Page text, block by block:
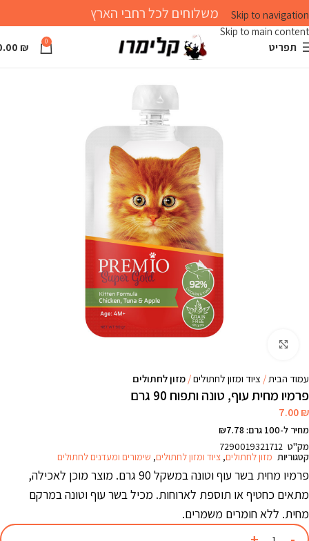
Skip to navigation
Skip to main content
משלוחים לכל רחבי הארץ
תפריט 0
₪
עמוד הבית ציוד ומזון לחתולים מזון לחתולים
פרמיו מחית עוף, טונה ותפוח 90 גרם
7.00₪
מחיר ל-100 גרם: ₪7.78
מק"ט 7290019321712
קטגוריות מזון לחתולים, ציוד ומזון לחתולים, שימורים ומעדנים לחתולים
פרמיו מחית בשר עוף וטונה במשקל 90 גרם. מוצר מוכן לאכילה,
מתאים כחטיף או תוספת לארוחות. מכיל בשר עוף וטונה במרקם
מחית. ללא חומרים משמרים.